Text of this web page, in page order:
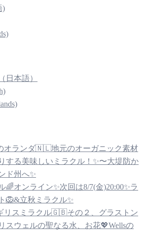
)
日本語）
オランダ🇳🇱地元のオーガニック素材
する美味しいミラクル！✨〜大堤防か
ド州へ✨
🌈オンライン✨次回は8/7(金)20:00✨ラ
🦁&立秋ミラクル✨
リスミラクル🇬🇧その２、グラストン
スウェルの聖なる水、お花💖Wellsの